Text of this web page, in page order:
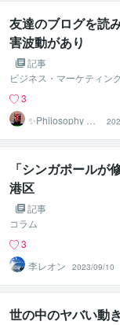
友達のブログを読
害波動があり
記事
ビジネス・マーケティン
3
✨Philosophy Va
「シンガポール
港区
記事
コラム
3
李レオン
2023/09/10
世の中のヤバい動き